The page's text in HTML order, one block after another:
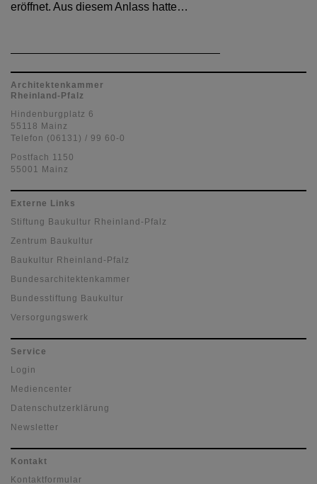
eröffnet. Aus diesem Anlass hatte…
Architektenkammer
Rheinland-Pfalz
Hindenburgplatz 6
55118 Mainz
Telefon (06131) / 99 60-0
Postfach 1150
55001 Mainz
Externe Links
Stiftung Baukultur Rheinland-Pfalz
Zentrum Baukultur
Baukultur Rheinland-Pfalz
Bundesarchitektenkammer
Bundesstiftung Baukultur
Versorgungswerk
Service
Login
Mediencenter
Datenschutzerklärung
Newsletter
Kontakt
Kontaktformular